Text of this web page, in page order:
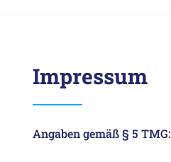
Impressum
Angaben gemäß § 5 TMG: